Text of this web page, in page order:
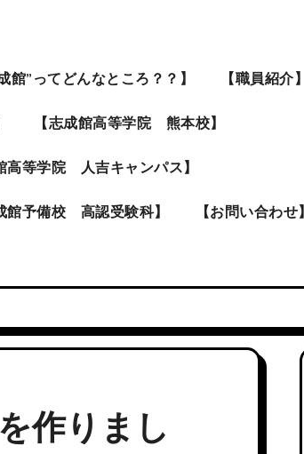
成館”ってどんなところ？？】 【職員紹介】
【志成館高等学院 熊本校】
高等学院 人吉キャンパス】
館予備校 高認受験科】 【お問い合わせ】
作りまし